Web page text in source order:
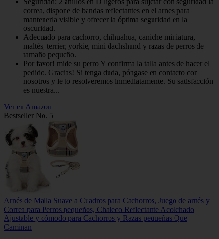
Seguridad: 2 anillos en D ligeros para sujetar con seguridad la
correa, dispone de bandas reflectantes en el arnes para
mantenerla visible y ofrecer la óptima seguridad en la
oscuridad.
Adecuado para cachorro, chihuahua, caniche miniatura,
maltés, terrier, yorkie, mini dachshund y razas de perros de
tamaño pequeño.
Por favor! mide su perro Y confirma la talla antes de hacer el
pedido. Gracias! Si tenga duda, póngase en contacto con
nosotros y le lo resolveremos inmediatamente. Su satisfacción
es nuestra...
Ver en Amazon
Bestseller No. 5
Arnés de Malla Suave a Cuadros para Cachorros, Juego de arnés y
Correa para Perros pequeños, Chaleco Reflectante Acolchado
Ajustable y cómodo para Cachorros y Razas pequeñas Que
Caminan